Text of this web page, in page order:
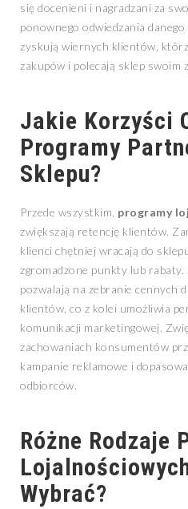
się docenieni i nagradzani za
ponownego odwiedzania
zyskują wiernych klientów,
zakupów i polecają sklep swoim
Jakie Korzyści
Programy
Sklepu?
Przede wszystkim, programy
zwiększają retencję klientów.
klienci chętniej wracają do
zgromadzone punkty lub
pozwalają na zebranie cennych
klientów, co z kolei umożliwia
komunikacji marketingowej.
zachowaniach konsumentów
kampanie reklamowe i
odbiorców.
Różne Rodzaje
Wybrać?